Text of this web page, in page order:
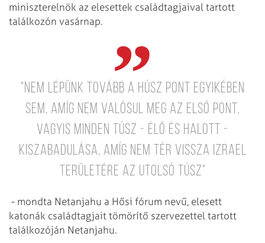
miniszterelnök az elesettek családtagjaival tartott
találkozón vasárnap.
"Nem lépünk tovább a húsz pont egyikében
sem, amíg nem valósul meg az első pont,
vagyis minden túsz - élő és halott -
kiszabadulása, amíg nem tér vissza Izrael
területére az utolsó túsz"
- mondta Netanjahu a Hősi fórum nevű, elesett
katonák családtagjait tömörítő szervezettel tartott
találkozóján Netanjahu.